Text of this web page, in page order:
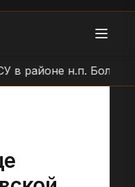
н.п. Большая